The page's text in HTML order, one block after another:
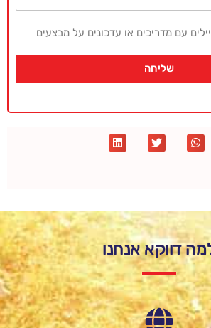
עם מדריכים או עדכונים על מבצעים
שליחה
דווקא אנחנו